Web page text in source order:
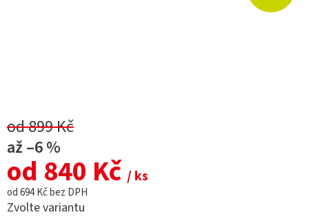
od 899 Kč
až –6 %
od 840 Kč / ks
od694 Kčbez DPH
Zvolte variantu